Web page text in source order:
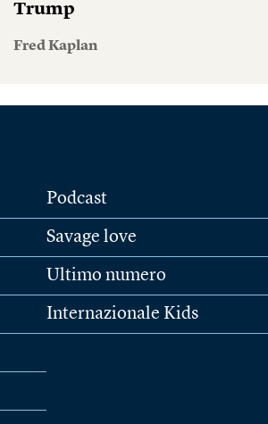
Trump
Fred Kaplan
Podcast
Savage love
Ultimo numero
Internazionale Kids